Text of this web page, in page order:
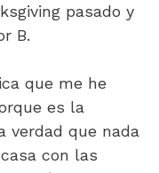
pasado y
B.
que me he
es la
verdad que nada
con las